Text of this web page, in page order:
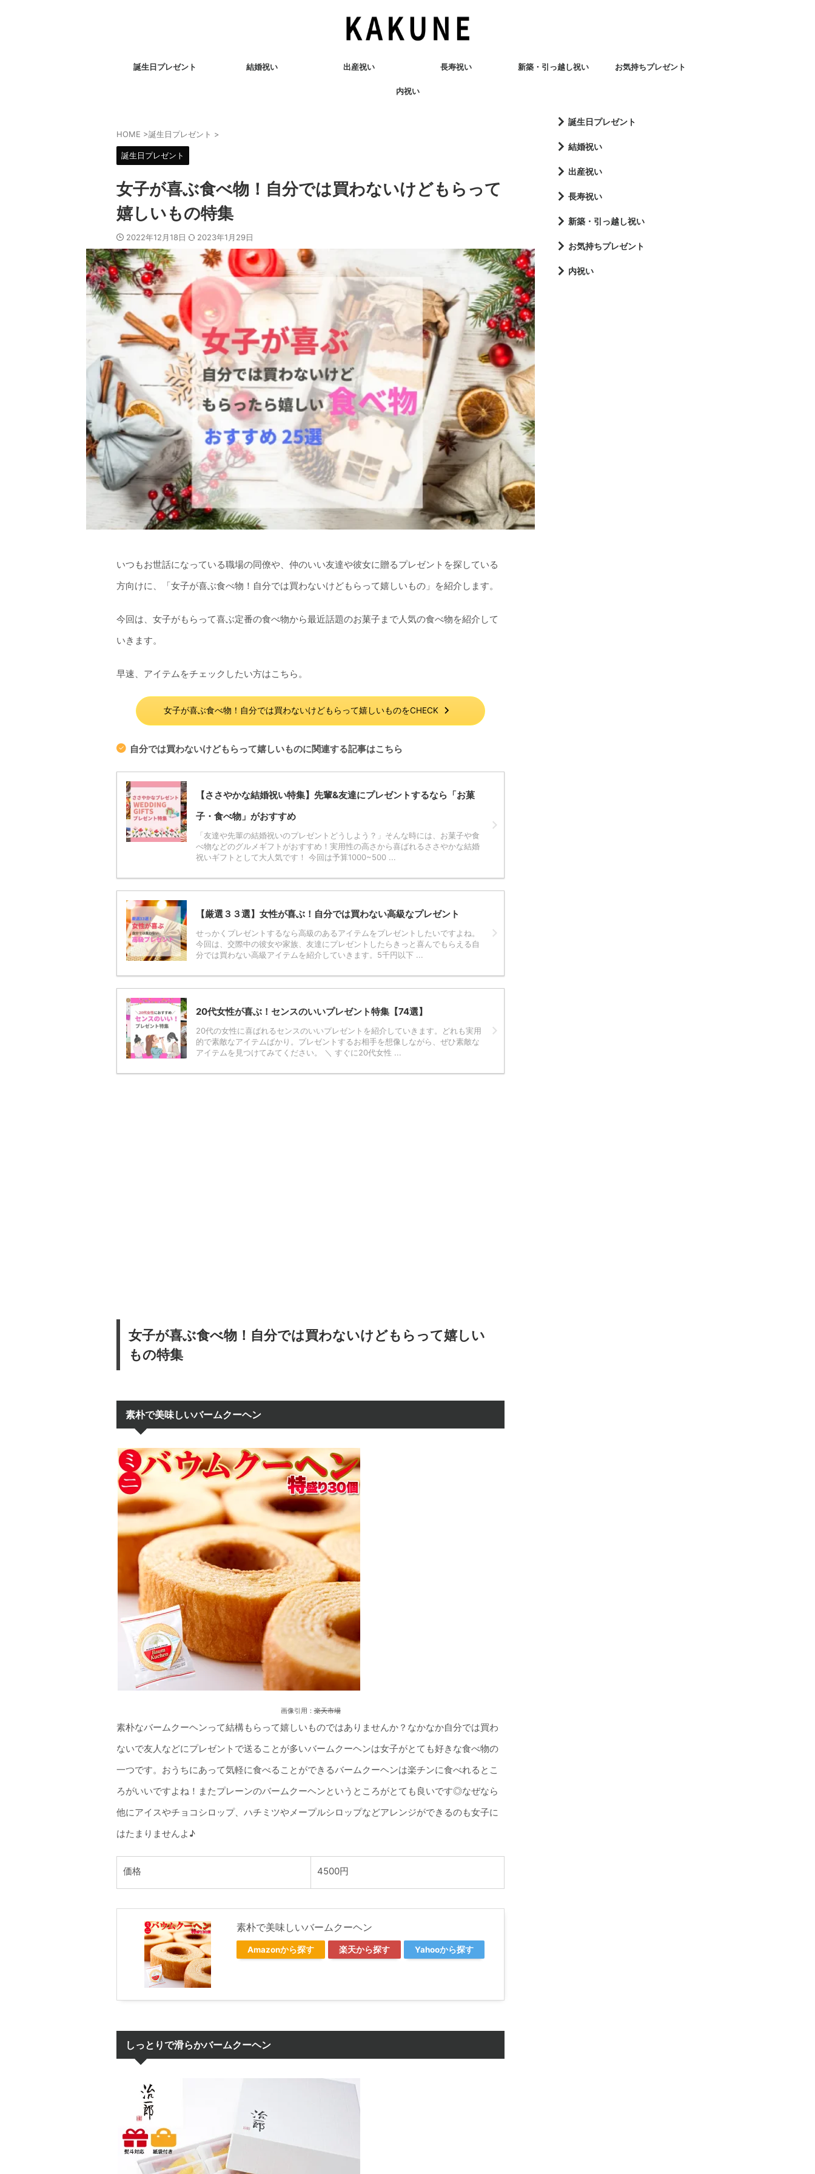
誕生日プレゼント 結婚祝い 出産祝い 長寿祝い 新築・引っ越し祝い お気持ちプレゼント
内祝い
HOME >誕生日プレゼント >
誕生日プレゼント
女子が喜ぶ食べ物！自分では買わないけどもらって
嬉しいもの特集
2022年12月18日 2023年1月29日
いつもお世話になっている職場の同僚や、仲のいい友達や彼女に贈るプレゼントを探している
方向けに、「女子が喜ぶ食べ物！自分では買わないけどもらって嬉しいもの」を紹介します。
今回は、女子がもらって喜ぶ定番の食べ物から最近話題のお菓子まで人気の食べ物を紹介して
いきます。
早速、アイテムをチェックしたい方はこちら。
女子が喜ぶ食べ物！自分では買わないけどもらって嬉しいものをCHECK
自分では買わないけどもらって嬉しいものに関連する記事はこちら
【ささやかな結婚祝い特集】先輩&友達にプレゼントするなら「お菓
子・食べ物」がおすすめ
「友達や先輩の結婚祝いのプレゼントどうしよう？」そんな時には、お菓子や食
べ物などのグルメギフトがおすすめ！実用性の高さから喜ばれるささやかな結婚
祝いギフトとして大人気です！ 今回は予算1000~500 ...
【厳選３３選】女性が喜ぶ！自分では買わない高級なプレゼント
せっかくプレゼントするなら高級のあるアイテムをプレゼントしたいですよね。
今回は、交際中の彼女や家族、友達にプレゼントしたらきっと喜んでもらえる自
分では買わない高級アイテムを紹介していきます。5千円以下 ...
20代女性が喜ぶ！センスのいいプレゼント特集【74選】
20代の女性に喜ばれるセンスのいいプレゼントを紹介していきます。どれも実用
的で素敵なアイテムばかり。プレゼントするお相手を想像しながら、ぜひ素敵な
アイテムを見つけてみてください。 ＼ すぐに20代女性 ...
女子が喜ぶ食べ物！自分では買わないけどもらって嬉しい
もの特集
素朴で美味しいバームクーヘン
画像引用：楽天市場
素朴なバームクーヘンって結構もらって嬉しいものではありませんか？なかなか自分では買わ
ないで友人などにプレゼントで送ることが多いバームクーヘンは女子がとても好きな食べ物の
一つです。おうちにあって気軽に食べることができるバームクーヘンは楽チンに食べれるとこ
ろがいいですよね！またプレーンのバームクーヘンというところがとても良いです◎なぜなら
他にアイスやチョコシロップ、ハチミツやメープルシロップなどアレンジができるのも女子に
はたまりませんよ♪
価格 4500円
素朴で美味しいバームクーヘン
Amazonから探す 楽天から探す Yahooから探す
しっとりで滑らかバームクーヘン
誕生日プレゼント
結婚祝い
出産祝い
長寿祝い
新築・引っ越し祝い
お気持ちプレゼント
内祝い